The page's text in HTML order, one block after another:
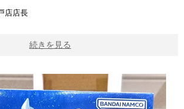
店店長
続きを見る